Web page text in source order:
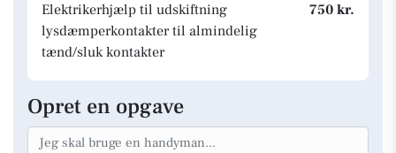
Elektrikerhjælp til udskiftning
lysdæmperkontakter til almindelig
tænd/sluk kontakter
750 kr.
Opret en opgave